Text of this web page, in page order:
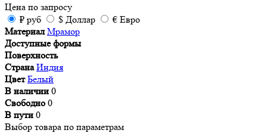
Цена по запросу
₽ руб $ Доллар € Евро
Материал Мрамор
Доступные формы
Поверхность
Страна Индия
Цвет Белый
В наличии 0
Свободно 0
В пути 0
Выбор товара по параметрам